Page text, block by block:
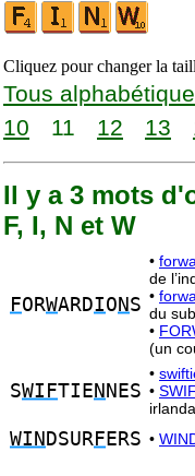
Cliquez pour changer la
Tous alphabétique
10
11 12 13
Il y a 3 mots
F, I, N et W
FORWARDIO N S
•
de
•
du
•
(un
SWIFTIE N NES
•
•
WIN DSURF ERS •